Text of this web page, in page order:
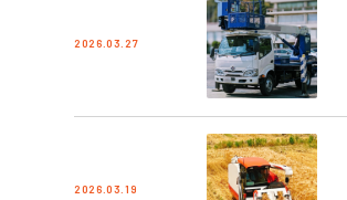
2026.03.27
2026.03.19